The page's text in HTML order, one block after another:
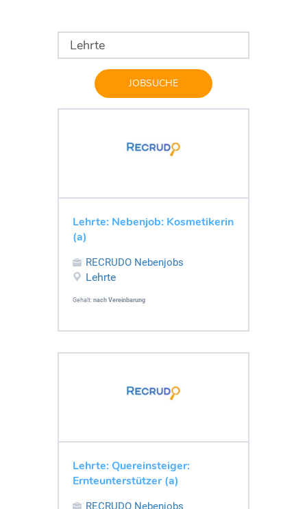
JOBSUCHE
Lehrte: Nebenjob: Kosmetikerin
(a)
RECRUDO Nebenjobs
Lehrte
Gehalt: nach Vereinbarung
Lehrte: Quereinsteiger:
Ernteunterstützer (a)
RECRUDO Nebenjobs